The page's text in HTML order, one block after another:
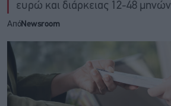
ευρώ και διάρκειας 12-48 μηνών
ΑπόNewsroom